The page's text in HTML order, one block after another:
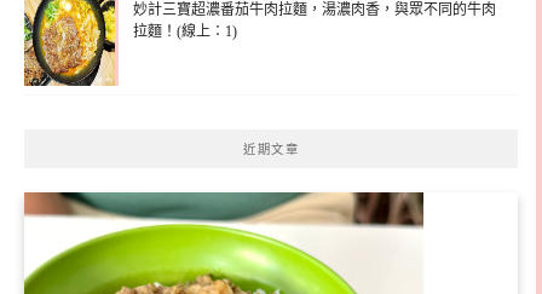
妙計三寶超濃番茄牛肉拉麵，湯濃肉香，與眾不同的牛肉
拉麵！(線上：1)
近期文章